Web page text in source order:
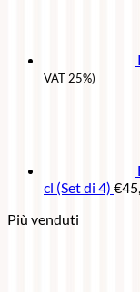
VAT 25%)
cl (Set di 4) €
Più venduti